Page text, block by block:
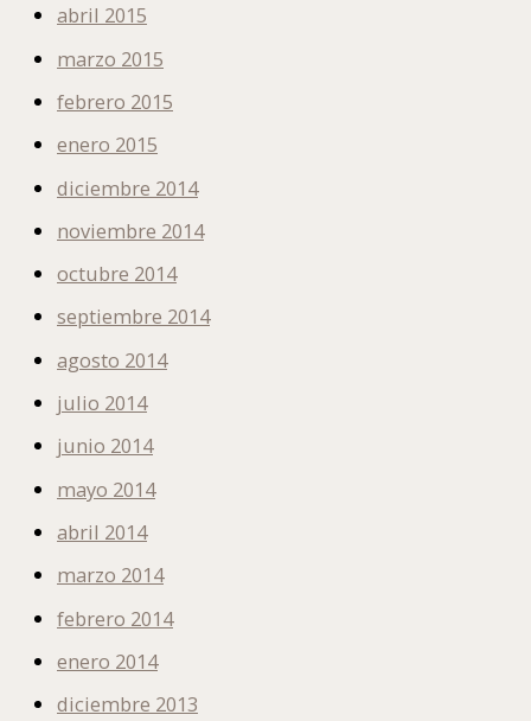
abril 2015
marzo 2015
febrero 2015
enero 2015
diciembre 2014
noviembre 2014
octubre 2014
septiembre 2014
agosto 2014
julio 2014
junio 2014
mayo 2014
abril 2014
marzo 2014
febrero 2014
enero 2014
diciembre 2013